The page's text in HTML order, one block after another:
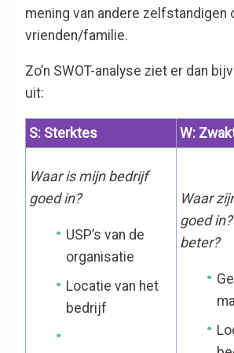
mening van andere zelfstandigen
vrienden/familie.
Zo’n SWOT-analyse ziet er dan
uit:
S: Sterktes W:
Waar is mijn bedrijf
goed in?
USP’s van de
organisatie
Locatie van het
bedrijf
Waar
goed
beter?